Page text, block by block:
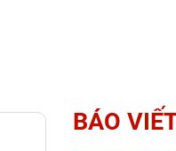
BÁO